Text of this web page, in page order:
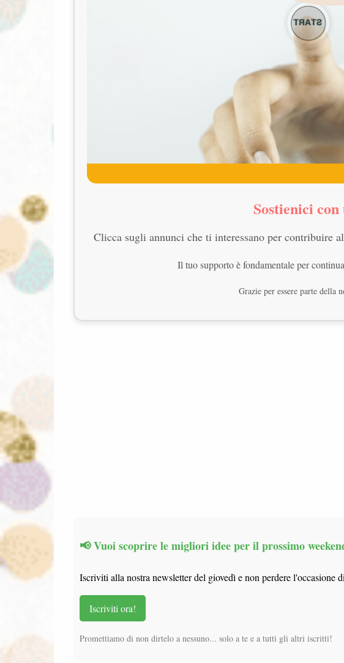
Sostienici
Clicca sugli annunci che ti interessano per contribuire
Il tuo supporto è fondamentale per
Grazie per essere parte della
📢 Vuoi scoprire le migliori idee per il prossimo
Iscriviti alla nostra newsletter del giovedì e non perdere l'occasione
Iscriviti ora!
Promettiamo di non dirtelo a nessuno... solo a te e a tutti gli altri iscritti!